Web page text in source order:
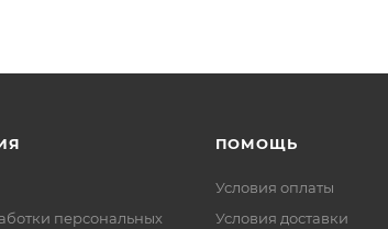
персональных
ПОМОЩЬ
Условия оплаты
Условия доставки